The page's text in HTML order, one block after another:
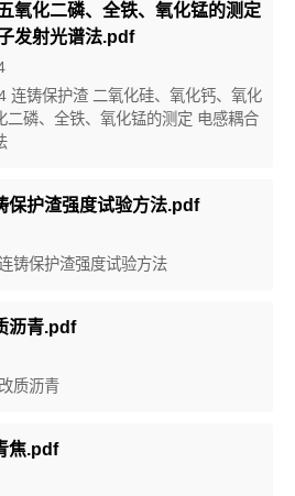
氧化二磷、全铁、氧化锰的测定
发射光谱法.pdf
连铸保护渣 二氧化硅、氧化钙、氧化
二磷、全铁、氧化锰的测定 电感耦合
保护渣强度试验方法.pdf
铸保护渣强度试验方法
沥青.pdf
质沥青
焦.pdf